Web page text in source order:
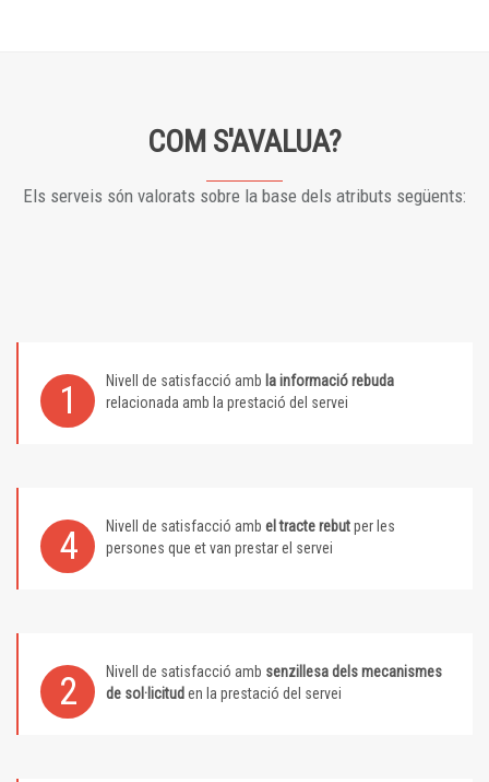
COM S'AVALUA?
Els serveis són valorats sobre la base dels atributs següents:
1 Nivell de satisfacció amb la informació rebuda
relacionada amb la prestació del servei
4 Nivell de satisfacció amb el tracte rebutper les
persones que et van prestar el servei
2 Nivell de satisfacció amb senzillesa dels mecanismes
de sol·licitud en la prestació del servei